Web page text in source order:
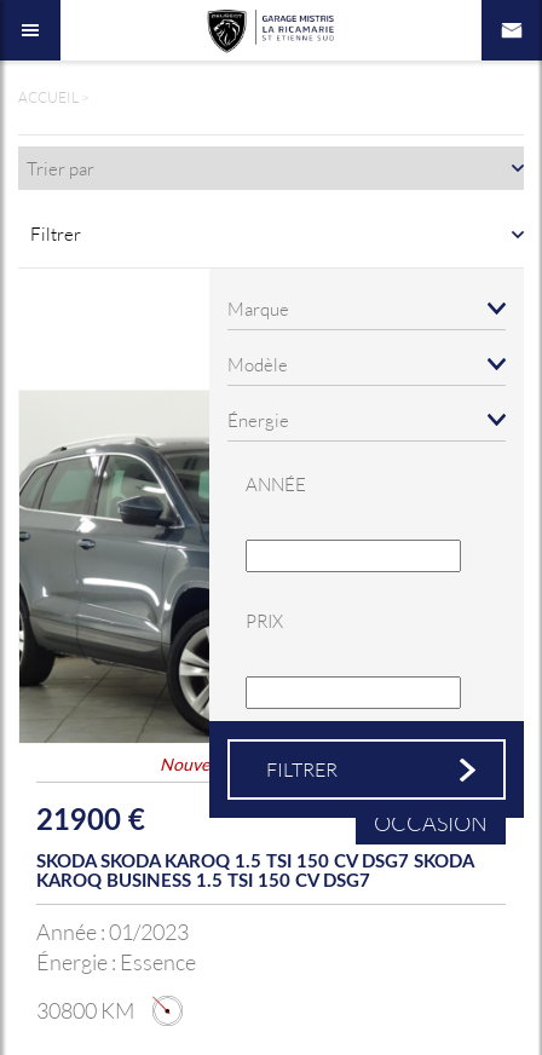
ACCUEIL
Filtrer
ANNÉE
PRIX
Nouveauté Coup de coeur
21900 € OCCASION
SKODA SKODA KAROQ 1.5 TSI 150 CV DSG7 SKODA
KAROQ BUSINESS 1.5 TSI 150 CV DSG7
Année :01/2023
Énergie : Essence
30800 KM